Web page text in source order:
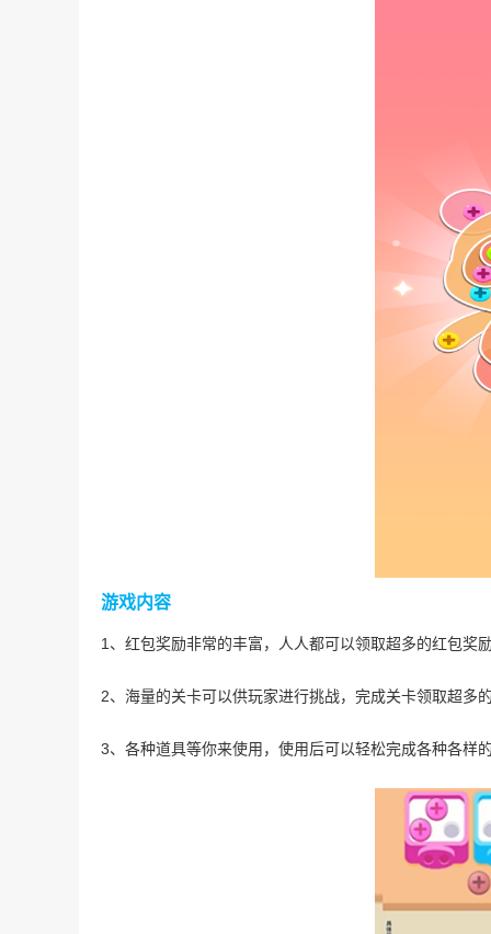
游戏内容
1、红包奖励非常的丰富，人人都可以领取超多的红包奖
2、海量的关卡可以供玩家进行挑战，完成关卡领取超多
3、各种道具等你来使用，使用后可以轻松完成各种各样